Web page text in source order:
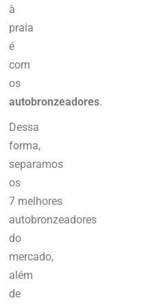
à
praia
é
com
os
autobronzeadores.
Dessa
forma,
separamos
os
7 melhores
autobronzeadores
do
mercado,
além
de